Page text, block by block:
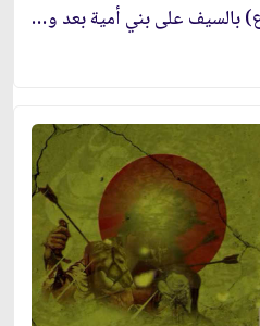
لماذا لم يقم الإمام السجاد (ع) بالسيف على بني أمية بعد واقعة الطف?